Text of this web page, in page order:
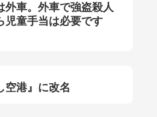
外車。外車で強盗殺人
児童手当は必要です
空港』に改名